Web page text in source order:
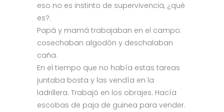
eso no es instinto de supervivencia, ¿qué
es?.
Papá y mamá trabajaban en el campo:
cosechaban algodón y deschalaban
caña.
En el tiempo que no había estas tareas
juntaba bosta y las vendía en la
ladrillera. Trabajó en los obrajes. Hacía
escobas de paja de guinea para vender.